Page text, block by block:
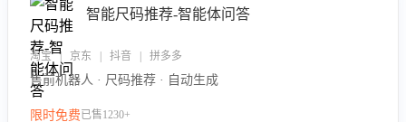
智能尺码推荐-智能体问答
淘宝 | 京东 | 抖音 | 拼多多
售前机器人 · 尺码推荐 · 自动生成
限时免费已售1230+